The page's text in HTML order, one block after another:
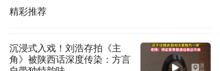
独特的自然条件，造就了海红果“世界珍果、府谷
温9.1℃，年日照时数2890小时，雨热同季、昼
夜温差大，有利于果实糖分与风味物质积累。黄
精彩推荐
沉浸式入戏！刘浩存拍《主
角》被陕西话深度传染：方言